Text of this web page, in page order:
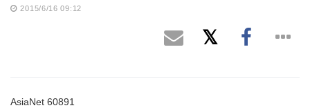
2015/6/16 09:12
AsiaNet 60891